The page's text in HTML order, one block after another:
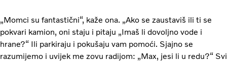
„Momci su fantastični“, kaže ona. „Ako se zaustaviš ili ti se
pokvari kamion, oni staju i pitaju „Imaš li dovoljno vode i
hrane?“ Ili parkiraju i pokušaju vam pomoći. Sjajno se
razumijemo i uvijek me zovu radijom: „Max, jesi li u redu?“ Svi